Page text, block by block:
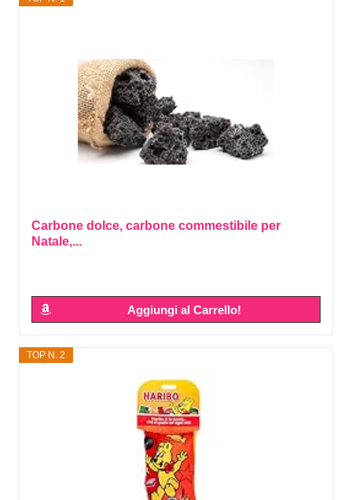
Carbone dolce, carbone commestibile per
Natale,...
Aggiungi al Carrello!
TOP N. 2